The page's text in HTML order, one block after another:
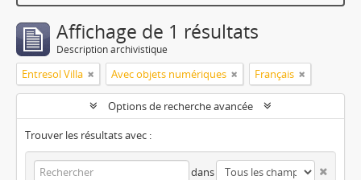
Affichage de 1 résultats
Description archivistique
Entresol Villa Avec objets numériques Français
Options de recherche avancée
Trouver les résultats avec :
dans